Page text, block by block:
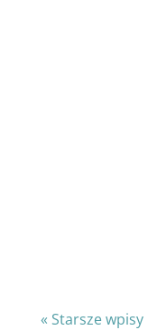
« Starsze wpisy